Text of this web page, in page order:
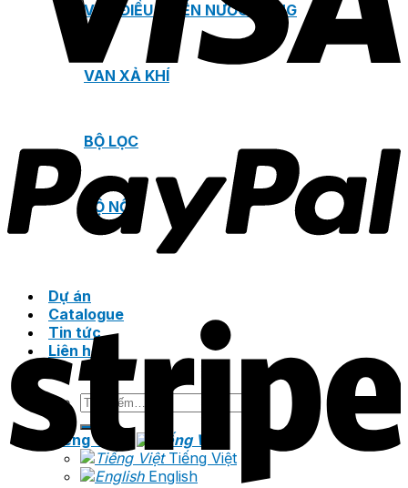
VAN ĐIỀU KHIỂN NƯỚC NÓNG
VAN XẢ KHÍ
BỘ LỌC
BỘ NỐI
Dự án
Catalogue
Tin tức
Liên hệ
Tìm
Tiếng Việt
Tiếng Việt
English